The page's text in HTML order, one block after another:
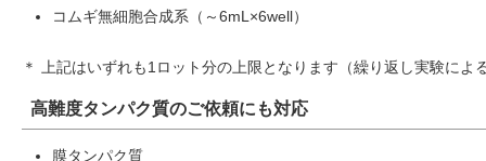
コムギ無細胞合成系（～6mL×6well）
＊ 上記はいずれも1ロット分の上限となります（繰り返し実験によ
高難度タンパク質のご依頼にも対応
膜タンパク質